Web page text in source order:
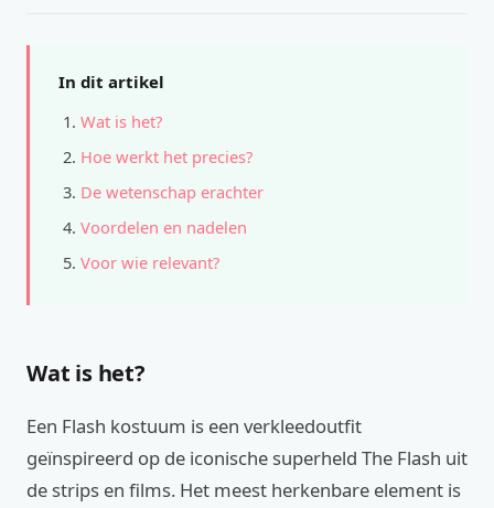
In dit artikel
Wat is het?
Hoe werkt het precies?
De wetenschap erachter
Voordelen en nadelen
Voor wie relevant?
Wat is het?
Een Flash kostuum is een verkleedoutfit
geïnspireerd op de iconische superheld The Flash uit
de strips en films. Het meest herkenbare element is